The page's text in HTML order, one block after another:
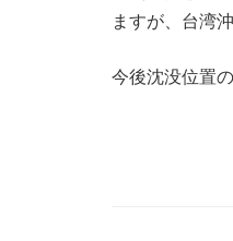
ますが、台湾
今後沈没位置